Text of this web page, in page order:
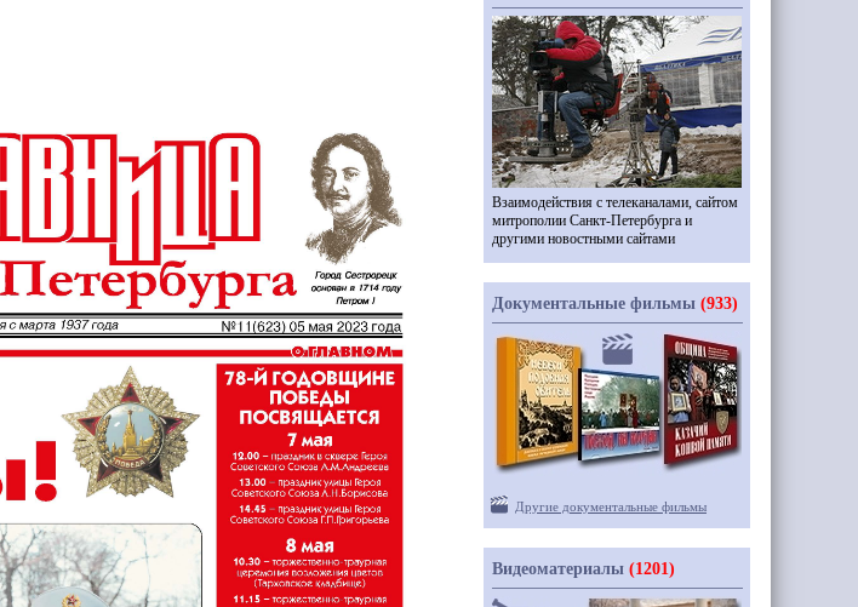
Взаимодействия с телеканалами, сайтом
митрополии Санкт-Петербурга и
другими новостными сайтами
Документальные фильмы (933)
Другие документальные фильмы
Видеоматериалы (1201)